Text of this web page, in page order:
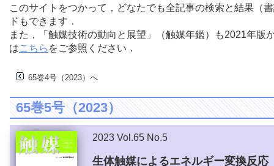
このサイトをつかって，どなたでも全記事の検索と結果（
ドもできます．
また，「触媒技術の動向と展望」（触媒年鑑）も2021年
はこちら をご参照ください．
65巻4号（2023）へ
65巻5号（2023）
2023 Vol.65 No.5
生体触媒によるエネルギー変換反応